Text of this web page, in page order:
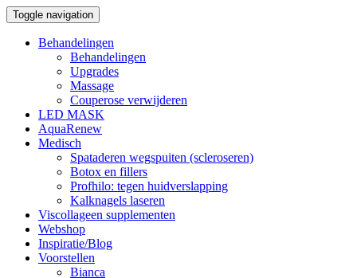
Toggle navigation
Behandelingen
Behandelingen
Upgrades
Massage
Couperose verwijderen
LED MASK
AquaRenew
Medisch
Spataderen wegspuiten (scleroseren)
Botox en fillers
Profhilo: tegen huidverslapping
Kalknagels laseren
Viscollageen supplementen
Webshop
Inspiratie/Blog
Voorstellen
Bianca